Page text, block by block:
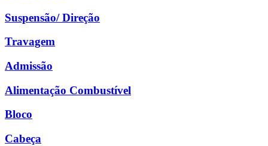
Suspensão/ Direção
Travagem
Admissão
Alimentação Combustível
Bloco
Cabeça